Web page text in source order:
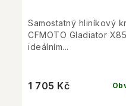
1 705 Kč
Samostatný hliníkový
CFMOTO Gladiator
ideálním...